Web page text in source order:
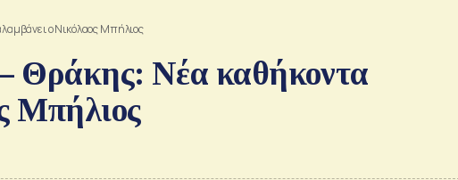
ο Νικόλαος Μπήλιος
Θράκης: Νέα καθήκοντα
Μπήλιος